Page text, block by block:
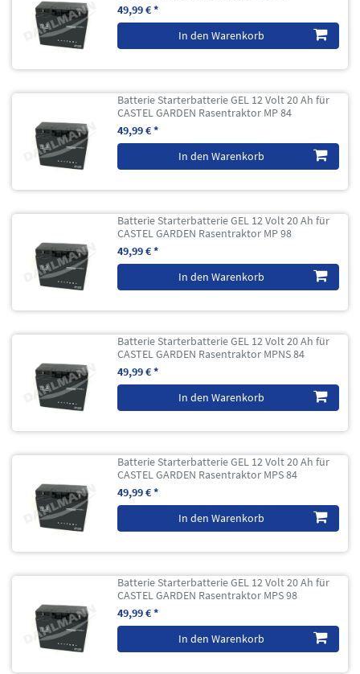
49,99 € *
In den Warenkorb
Batterie Starterbatterie GEL 12 Volt 20 Ah für
CASTEL GARDEN Rasentraktor MP 84
49,99 € *
In den Warenkorb
Batterie Starterbatterie GEL 12 Volt 20 Ah für
CASTEL GARDEN Rasentraktor MP 98
49,99 € *
In den Warenkorb
Batterie Starterbatterie GEL 12 Volt 20 Ah für
CASTEL GARDEN Rasentraktor MPNS 84
49,99 € *
In den Warenkorb
Batterie Starterbatterie GEL 12 Volt 20 Ah für
CASTEL GARDEN Rasentraktor MPS 84
49,99 € *
In den Warenkorb
Batterie Starterbatterie GEL 12 Volt 20 Ah für
CASTEL GARDEN Rasentraktor MPS 98
49,99 € *
In den Warenkorb